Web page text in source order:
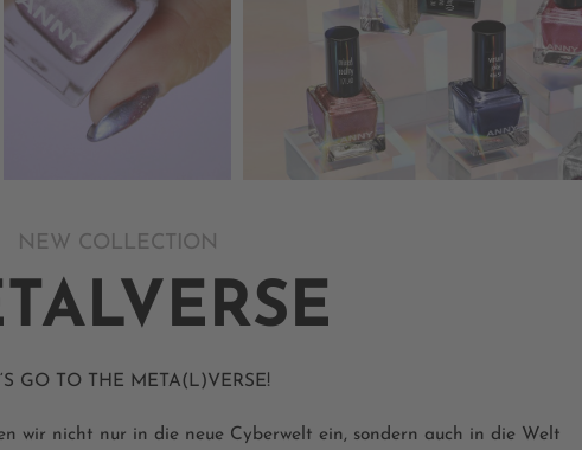
NEW COLLECTION
GO TO THE META(L)VERSE!
wir nicht nur in die neue Cyberwelt ein, sondern auch in die Welt